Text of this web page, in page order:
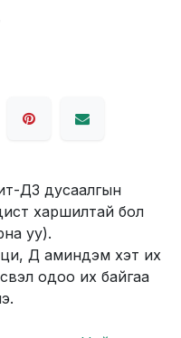
Д3 дусаалгын
харшилтай бол
уу).
Д аминдэм хэт их
одоо их байгаа